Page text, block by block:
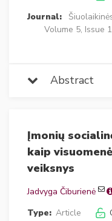
Journal:
Volume 5, Issue
Abstract
Įmonių
kaip
veiksnys
Jadvyga Čiburienė
Type: Article